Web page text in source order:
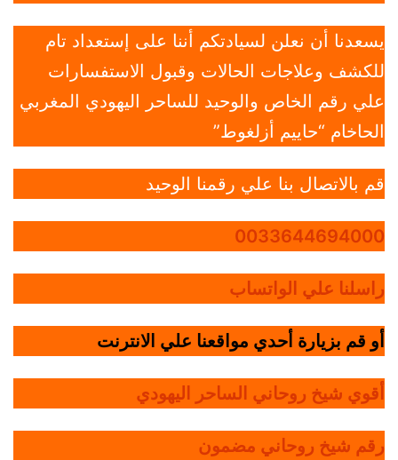
يسعدنا أن نعلن لسيادتكم أننا على إستعداد تام
للكشف وعلاجات الحالات وقبول الاستفسارات
علي رقم الخاص والوحيد للساحر اليهودي المغربي
الحاخام “حاييم أزلغوط”
قم بالاتصال بنا علي رقمنا الوحيد
0033644694000
راسلنا علي الواتساب
أو قم بزيارة أحدي مواقعنا علي الانترنت
أقوي شيخ روحاني الساحر اليهودي
رقم شيخ روحاني مضمون